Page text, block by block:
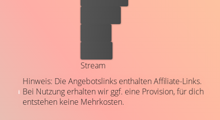
Stream
Hinweis: Die Angebotslinks enthalten Affiliate-Links.
Bei Nutzung erhalten wir ggf. eine Provision, für dich
entstehen keine Mehrkosten.